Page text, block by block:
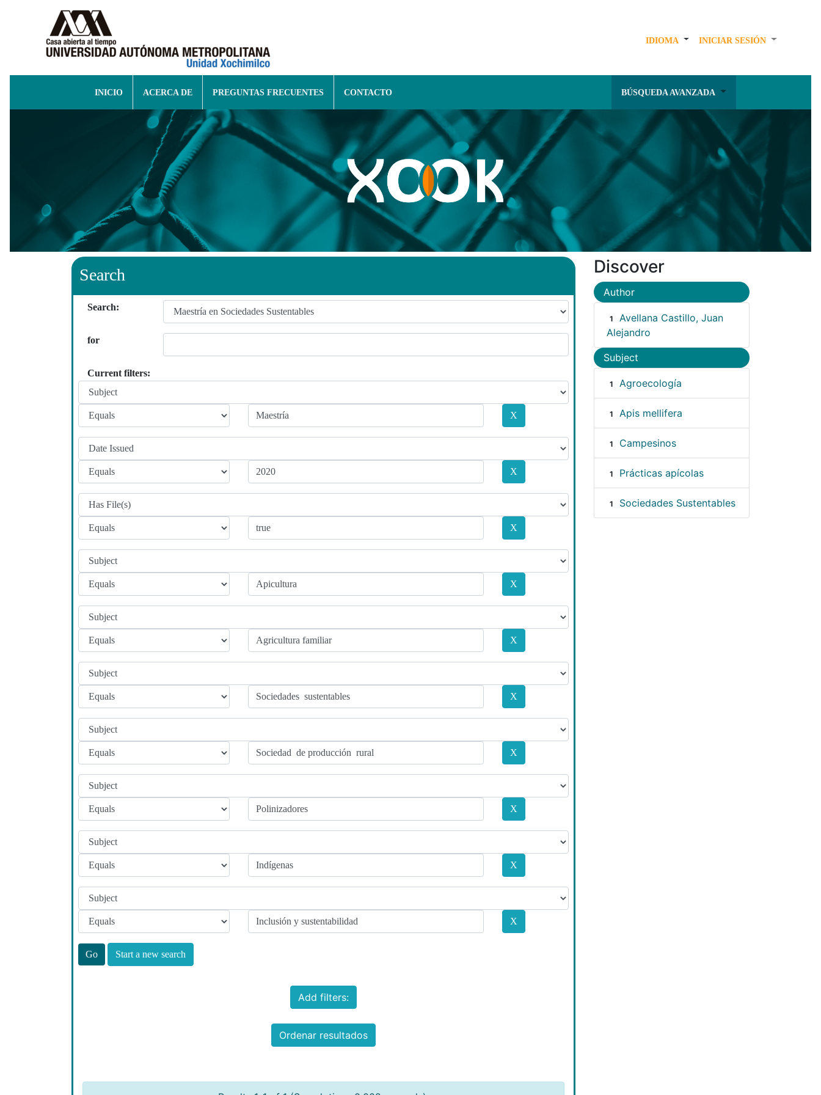
IDIOMA INICIAR SESIÓN
INICIO ACERCA DE PREGUNTAS FRECUENTES CONTACTO BÚSQUEDA AVANZADA
Search
Search:
for
Current filters:
Start a new search
Add filters:
Ordenar resultados
Discover
Author
1
Avellana Castillo, Juan
Alejandro
Subject
1 Agroecología
1 Apis mellifera
1 Campesinos
1 Prácticas apícolas
1 Sociedades Sustentables